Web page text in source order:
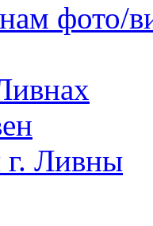
фото/
Ливны